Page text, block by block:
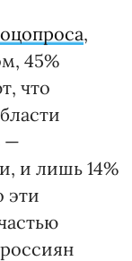
,
45%
что
—
и лишь 14%
эти